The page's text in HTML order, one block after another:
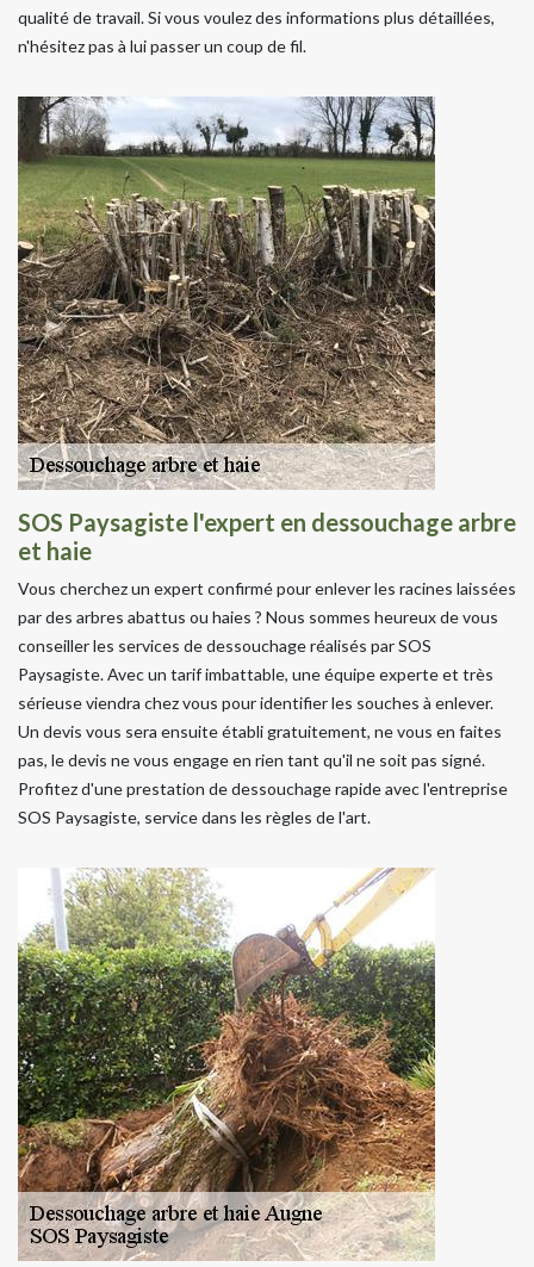
qualité de travail. Si vous voulez des informations plus détaillées,
n'hésitez pas à lui passer un coup de fil.
SOS Paysagiste l'expert en dessouchage arbre
et haie
Vous cherchez un expert confirmé pour enlever les racines laissées
par des arbres abattus ou haies ? Nous sommes heureux de vous
conseiller les services de dessouchage réalisés par SOS
Paysagiste. Avec un tarif imbattable, une équipe experte et très
sérieuse viendra chez vous pour identifier les souches à enlever.
Un devis vous sera ensuite établi gratuitement, ne vous en faites
pas, le devis ne vous engage en rien tant qu'il ne soit pas signé.
Profitez d'une prestation de dessouchage rapide avec l'entreprise
SOS Paysagiste, service dans les règles de l'art.